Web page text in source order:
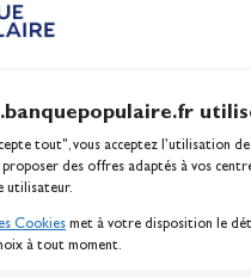
tout", vous acceptez l’utilisation
des offres adaptés à vos
utilisateur.
Cookies met à votre disposition le
à tout moment.